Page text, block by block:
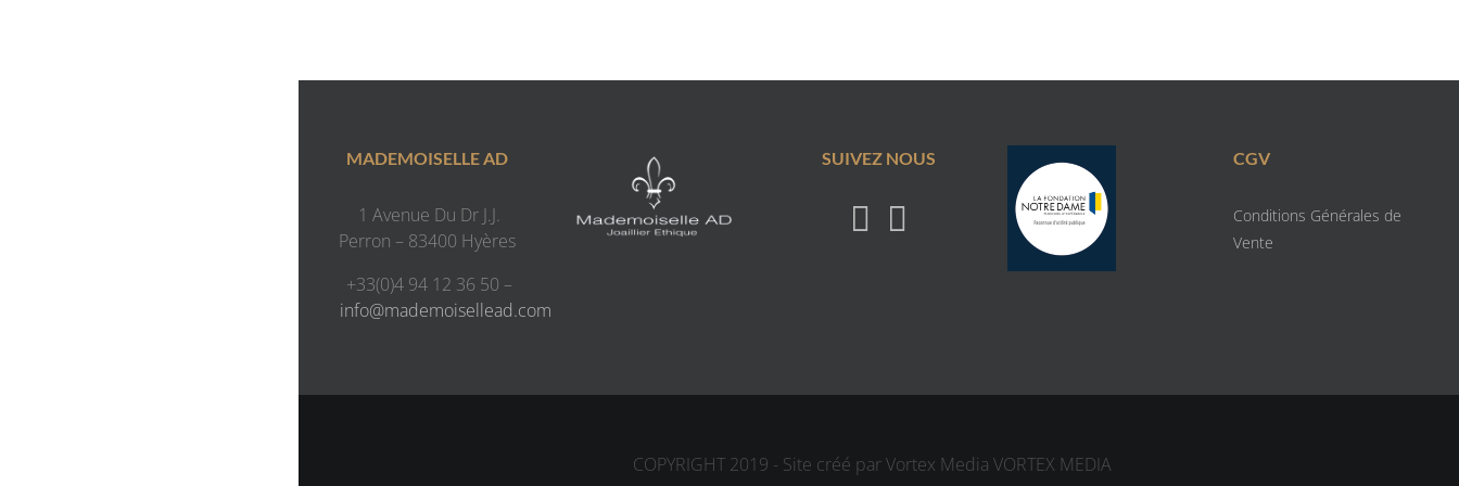
MADEMOISELLE AD
1 Avenue Du Dr J.J.
Perron – 83400 Hyères
+33(0)4 94 12 36 50 –
info@mademoisellead.com
SUIVEZ NOUS CGV
Conditions Générales de
Vente
COPYRIGHT 2019 - Site créé par Vortex Media VORTEX MEDIA